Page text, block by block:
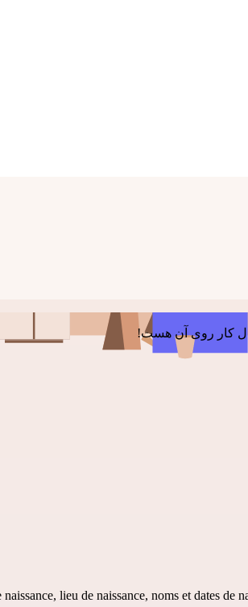
کار روی آن هست!
lieu de naissance, noms et dates de